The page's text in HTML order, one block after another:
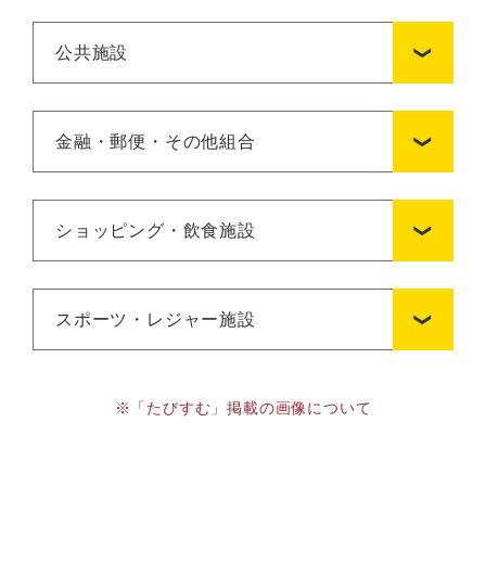
公共施設
金融・郵便・その他組合
ショッピング・飲食施設
スポーツ・レジャー施設
※「たびすむ」掲載の画像について